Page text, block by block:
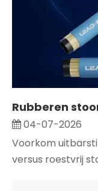
04-07-2026
Voorkom
versus roestvrij